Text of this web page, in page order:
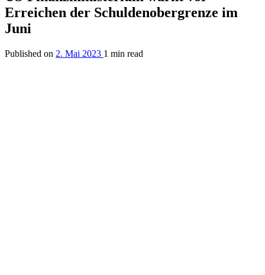
Erreichen der Schuldenobergrenze im
Juni
Published on 2. Mai 2023 1 min read